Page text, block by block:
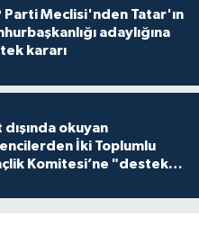
Parti Meclisi'nden Tatar'ın
adaylığına
kararı
dışında okuyan
İki Toplumlu
Komitesi’ne "destek